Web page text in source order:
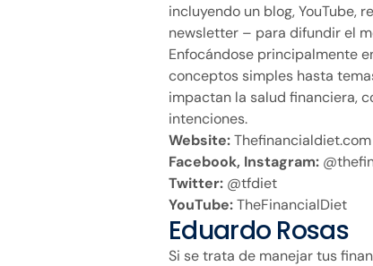
incluyendo un blog, YouTube,
newsletter – para difundir el
Enfocándose principalmente
conceptos simples hasta
impactan la salud financiera,
intenciones.
Website:Thefinancialdiet.com
Facebook, Instagram:
Twitter: @tfdiet
YouTube:TheFinancialDiet
Eduardo Rosas
Si se trata de manejar tus